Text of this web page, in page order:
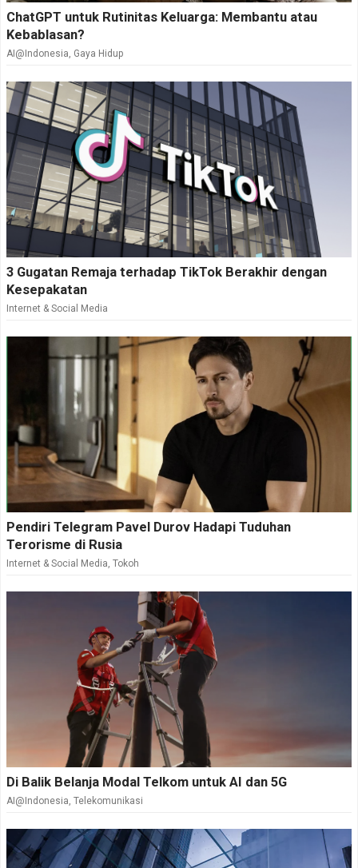
ChatGPT untuk Rutinitas Keluarga: Membantu atau
Kebablasan?
AI@Indonesia Gaya Hidup
3 Gugatan Remaja terhadap TikTok Berakhir dengan
Kesepakatan
Internet & Social Media
Pendiri Telegram Pavel Durov Hadapi Tuduhan
Terorisme di Rusia
Internet & Social Media Tokoh
Di Balik Belanja Modal Telkom untuk AI dan 5G
AI@Indonesia Telekomunikasi